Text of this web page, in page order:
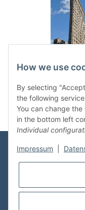
Categories
Shop Service
How we use
By selecting
the following
You can change
in the bottom left
Individual
Impressum